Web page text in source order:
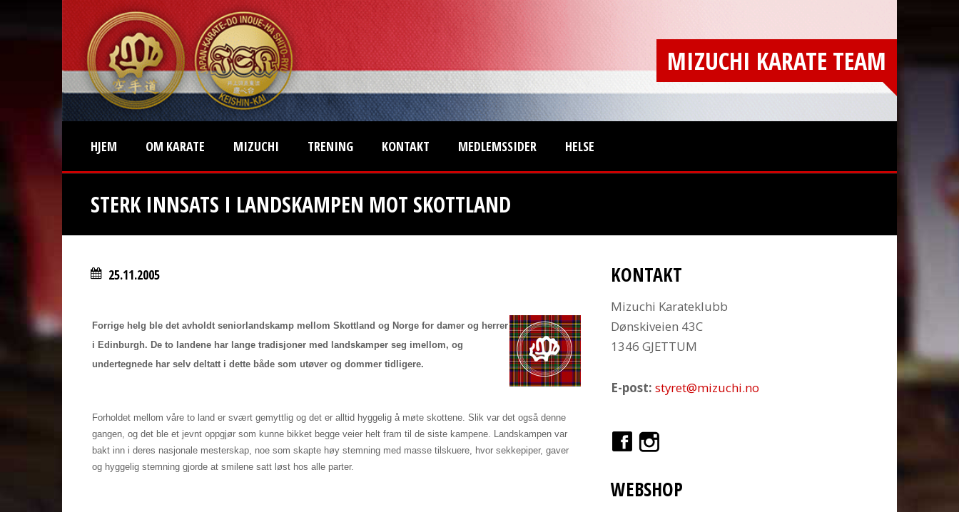
MIZUCHI KARATE TEAM
HJEM OM KARATE MIZUCHI TRENING KONTAKT MEDLEMSSIDER HELSE
STERK INNSATS I LANDSKAMPEN MOT SKOTTLAND
25.11.2005
Forrige helg ble det avholdt seniorlandskamp mellom Skottland og Norge for damer og herrer
i Edinburgh. De to landene har lange tradisjoner med landskamper seg imellom, og
undertegnede har selv deltatt i dette både som utøver og dommer tidligere.
Forholdet mellom våre to land er svært gemyttlig og det er alltid hyggelig å møte skottene. Slik var det også denne
gangen, og det ble et jevnt oppgjør som kunne bikket begge veier helt fram til de siste kampene. Landskampen var
bakt inn i deres nasjonale mesterskap, noe som skapte høy stemning med masse tilskuere, hvor sekkepiper, gaver
og hyggelig stemning gjorde at smilene satt løst hos alle parter.
KONTAKT
Mizuchi Karateklubb
Dønskiveien 43C
1346 GJETTUM
E-post: styret@mizuchi.no
WEBSHOP